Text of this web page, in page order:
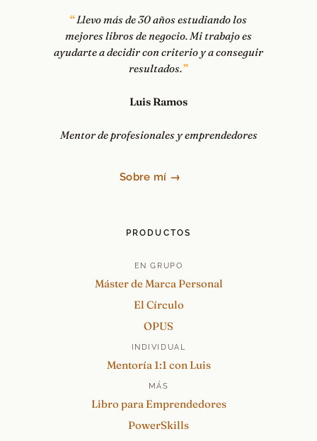
Llevo más de 30 años estudiando los
mejores libros de negocio. Mi trabajo es
ayudarte a decidir con criterio y a conseguir
resultados.
Luis Ramos
Mentor de profesionales y emprendedores
Sobre mí →
PRODUCTOS
EN GRUPO
Máster de Marca Personal
El Círculo
OPUS
INDIVIDUAL
Mentoría 1:1 con Luis
MÁS
Libro para Emprendedores
PowerSkills